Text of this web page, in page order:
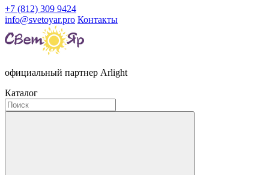
+7 (812) 309 9424
info@svetoyar.pro Контакты
официальный партнер Arlight
Каталог